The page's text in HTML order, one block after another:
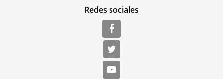
Redes sociales